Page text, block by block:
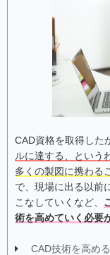
CAD資格を取得した
ルに達する、という
多くの製図に携わる
で、現場に出る以前
こなしていくなど、
術を高めていく必要
CAD技術を高め